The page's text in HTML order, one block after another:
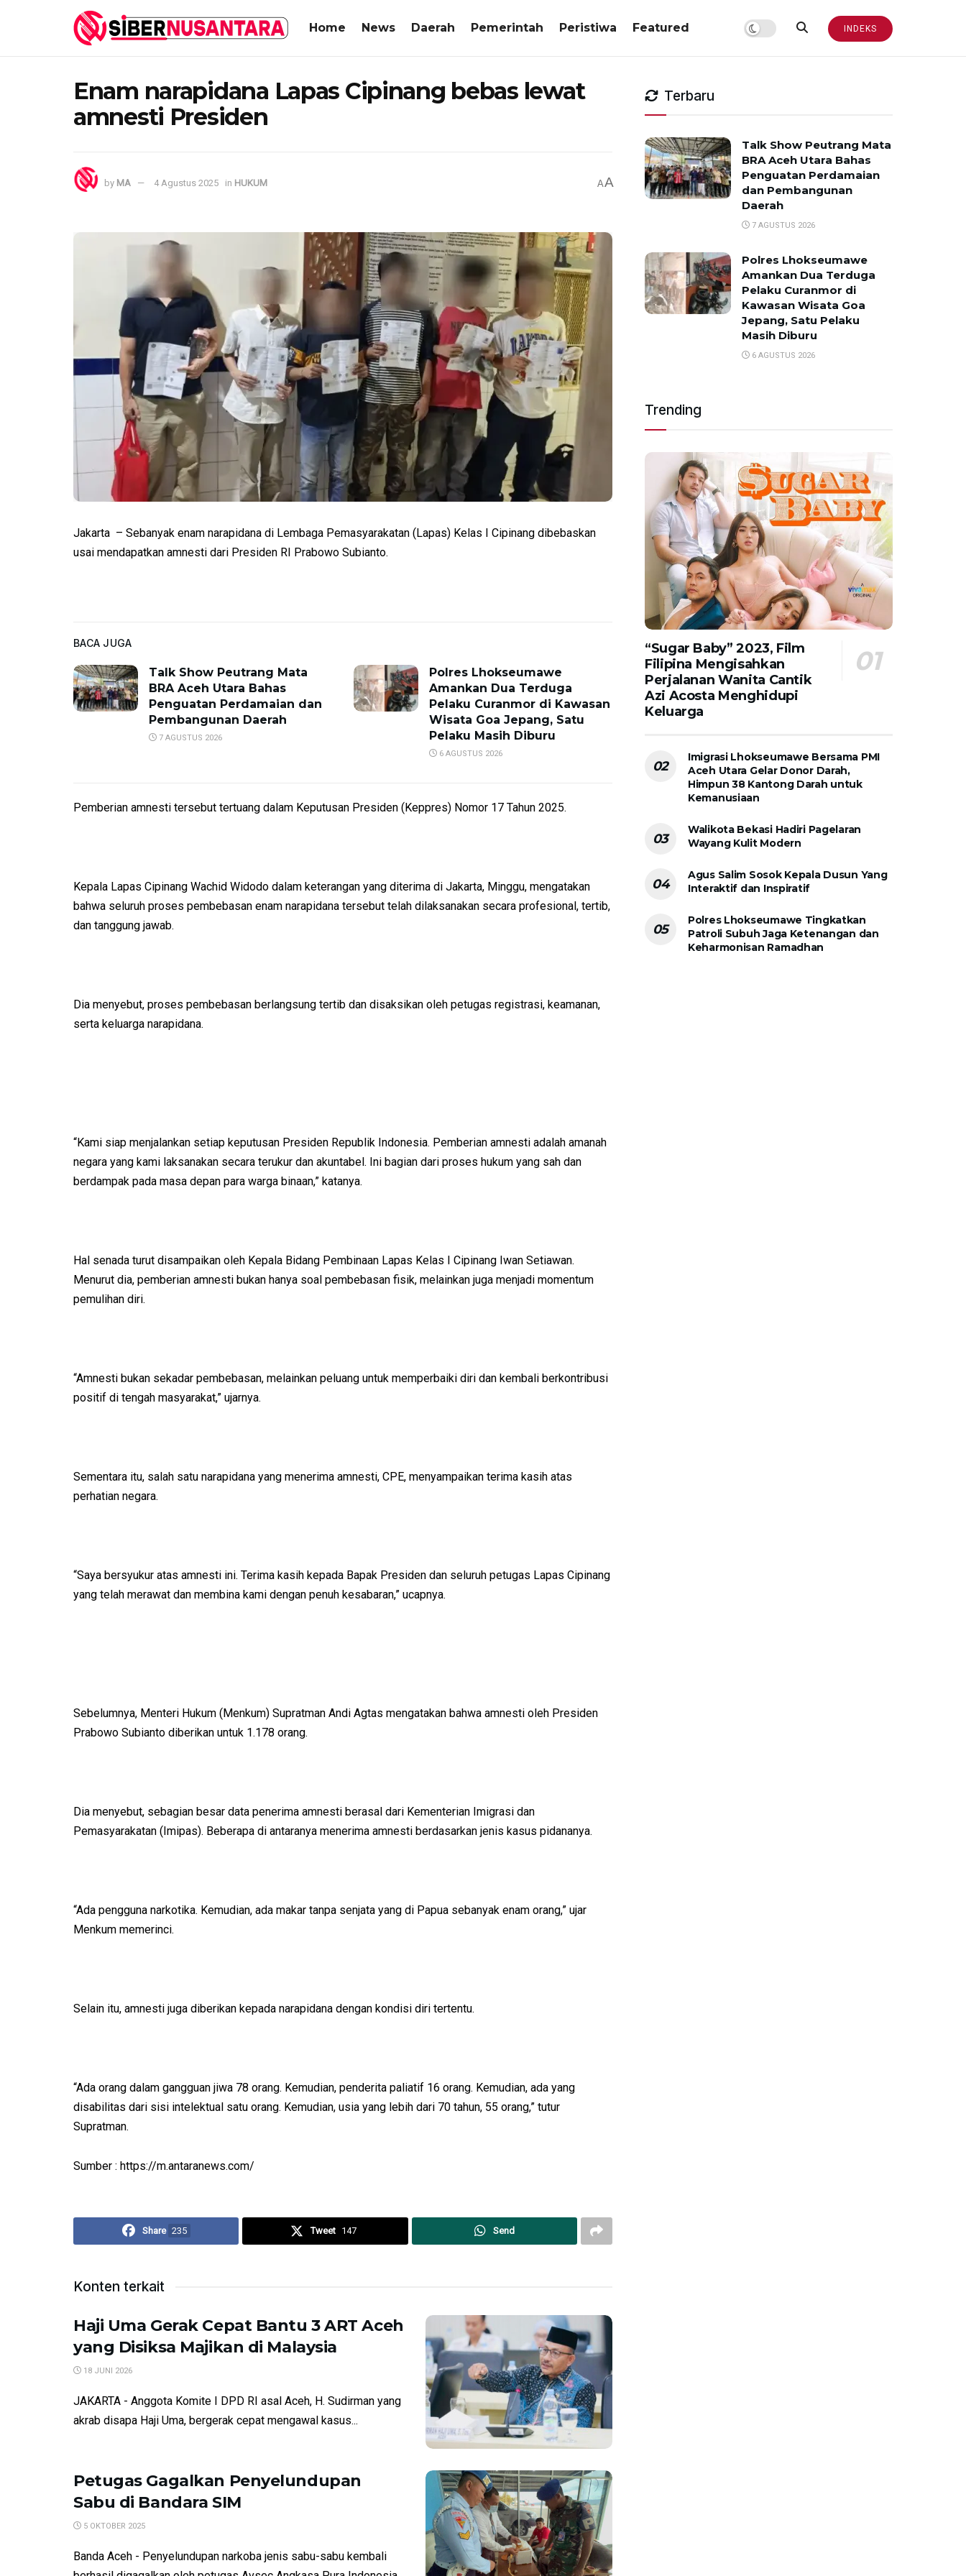
Home News Daerah Pemerintah Peristiwa Featured INDEKS
Enam narapidana Lapas Cipinang bebas lewat
amnesti Presiden
by MA 4 Agustus 2025 in HUKUM AA
Jakarta – Sebanyak enam narapidana di Lembaga Pemasyarakatan (Lapas) Kelas I Cipinang dibebaskan
usai mendapatkan amnesti dari Presiden RI Prabowo Subianto.
BACA JUGA
Talk Show Peutrang Mata
BRA Aceh Utara Bahas
Penguatan Perdamaian dan
Pembangunan Daerah
7 AGUSTUS 2026
Polres Lhokseumawe
Amankan Dua Terduga
Pelaku Curanmor di Kawasan
Wisata Goa Jepang, Satu
Pelaku Masih Diburu
6 AGUSTUS 2026
Pemberian amnesti tersebut tertuang dalam Keputusan Presiden (Keppres) Nomor 17 Tahun 2025.
Kepala Lapas Cipinang Wachid Widodo dalam keterangan yang diterima di Jakarta, Minggu, mengatakan
bahwa seluruh proses pembebasan enam narapidana tersebut telah dilaksanakan secara profesional, tertib,
dan tanggung jawab.
Dia menyebut, proses pembebasan berlangsung tertib dan disaksikan oleh petugas registrasi, keamanan,
serta keluarga narapidana.
“Kami siap menjalankan setiap keputusan Presiden Republik Indonesia. Pemberian amnesti adalah amanah
negara yang kami laksanakan secara terukur dan akuntabel. Ini bagian dari proses hukum yang sah dan
berdampak pada masa depan para warga binaan,” katanya.
Hal senada turut disampaikan oleh Kepala Bidang Pembinaan Lapas Kelas I Cipinang Iwan Setiawan.
Menurut dia, pemberian amnesti bukan hanya soal pembebasan fisik, melainkan juga menjadi momentum
pemulihan diri.
“Amnesti bukan sekadar pembebasan, melainkan peluang untuk memperbaiki diri dan kembali berkontribusi
positif di tengah masyarakat,” ujarnya.
Sementara itu, salah satu narapidana yang menerima amnesti, CPE, menyampaikan terima kasih atas
perhatian negara.
“Saya bersyukur atas amnesti ini. Terima kasih kepada Bapak Presiden dan seluruh petugas Lapas Cipinang
yang telah merawat dan membina kami dengan penuh kesabaran,” ucapnya.
Sebelumnya, Menteri Hukum (Menkum) Supratman Andi Agtas mengatakan bahwa amnesti oleh Presiden
Prabowo Subianto diberikan untuk 1.178 orang.
Dia menyebut, sebagian besar data penerima amnesti berasal dari Kementerian Imigrasi dan
Pemasyarakatan (Imipas). Beberapa di antaranya menerima amnesti berdasarkan jenis kasus pidananya.
“Ada pengguna narkotika. Kemudian, ada makar tanpa senjata yang di Papua sebanyak enam orang,” ujar
Menkum memerinci.
Selain itu, amnesti juga diberikan kepada narapidana dengan kondisi diri tertentu.
“Ada orang dalam gangguan jiwa 78 orang. Kemudian, penderita paliatif 16 orang. Kemudian, ada yang
disabilitas dari sisi intelektual satu orang. Kemudian, usia yang lebih dari 70 tahun, 55 orang,” tutur
Supratman.
Sumber : https://m.antaranews.com/
Share 235 Tweet 147 Send
Konten terkait
Haji Uma Gerak Cepat Bantu 3 ART Aceh
yang Disiksa Majikan di Malaysia
18 JUNI 2026
JAKARTA - Anggota Komite I DPD RI asal Aceh, H. Sudirman yang
akrab disapa Haji Uma, bergerak cepat mengawal kasus...
Petugas Gagalkan Penyelundupan
Sabu di Bandara SIM
5 OKTOBER 2025
Banda Aceh - Penyelundupan narkoba jenis sabu-sabu kembali
Terbaru
Talk Show Peutrang Mata
BRA Aceh Utara Bahas
Penguatan Perdamaian
dan Pembangunan
Daerah
7 AGUSTUS 2026
Polres Lhokseumawe
Amankan Dua Terduga
Pelaku Curanmor di
Kawasan Wisata Goa
Jepang, Satu Pelaku
Masih Diburu
6 AGUSTUS 2026
Trending
“Sugar Baby” 2023, Film
Filipina Mengisahkan
Perjalanan Wanita Cantik
Azi Acosta Menghidupi
Keluarga
Imigrasi Lhokseumawe Bersama PMI
Aceh Utara Gelar Donor Darah,
Himpun 38 Kantong Darah untuk
Kemanusiaan
Walikota Bekasi Hadiri Pagelaran
Wayang Kulit Modern
Agus Salim Sosok Kepala Dusun Yang
Interaktif dan Inspiratif
Polres Lhokseumawe Tingkatkan
Patroli Subuh Jaga Ketenangan dan
Keharmonisan Ramadhan